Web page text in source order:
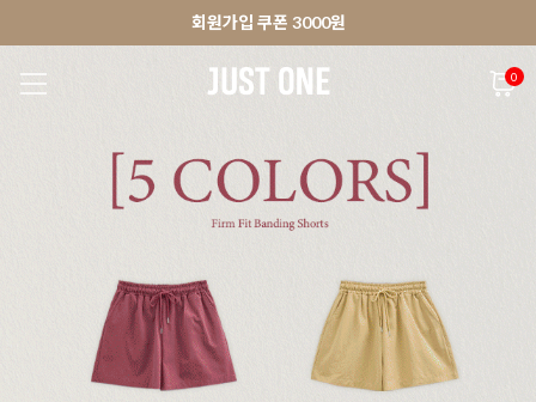
앱 다운로드 10% 할인쿠폰
🚀오늘출발상품 당일발송 배송중
회원가입 쿠폰 3000원
앱 다운로드 10% 할인쿠폰
0